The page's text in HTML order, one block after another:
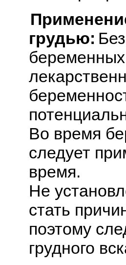
грудью:
Во время
следует
время.
Не
стать
поэтому
грудного